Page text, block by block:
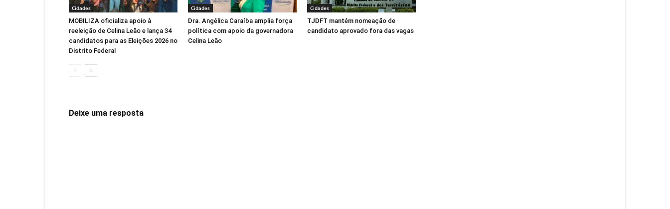
Cidades
MOBILIZA oficializa apoio à
reeleição de Celina Leão e lança 34
candidatos para as Eleições 2026 no
Distrito Federal
Cidades
Dra. Angélica Caraíba amplia força
política com apoio da governadora
Celina Leão
Cidades
TJDFT mantém nomeação de
candidato aprovado fora das vagas
Deixe uma resposta